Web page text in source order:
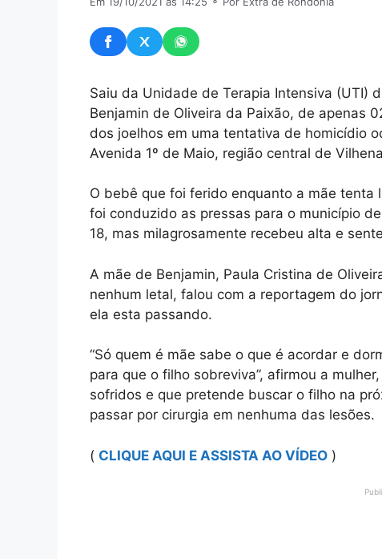
Saiu da Unidade de Terapia Intensiva (UTI)
Benjamin de Oliveira da Paixão, de apenas
dos joelhos em uma tentativa de homicídio
Avenida 1º de Maio, região central de
O bebê que foi ferido enquanto a mãe
foi conduzido as pressas para o município
18, mas milagrosamente recebeu alta e
A mãe de Benjamin, Paula Cristina de
nenhum letal, falou com a reportagem do
ela esta passando.
“Só quem é mãe sabe o que é acordar e
para que o filho sobreviva”, afirmou a
sofridos e que pretende buscar o filho na
passar por cirurgia em nenhuma das lesões.
( CLIQUE AQUI E ASSISTA AO VÍDEO )